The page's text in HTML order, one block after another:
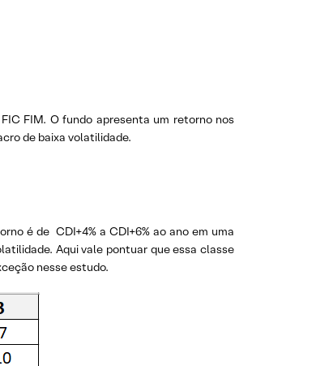
FIM. O fundo apresenta um retorno nos
de baixa volatilidade.
é de CDI+4% a CDI+6% ao ano em uma
Aqui vale pontuar que essa classe
nesse estudo.